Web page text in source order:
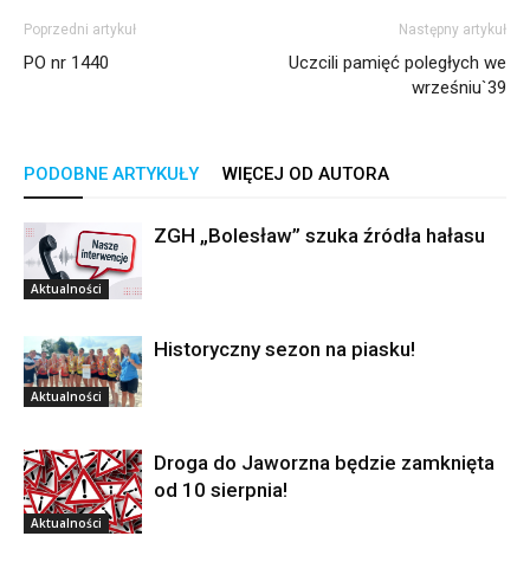
Poprzedni artykuł
PO nr 1440
Następny artykuł
Uczcili pamięć poległych we
wrześniu`39
PODOBNE ARTYKUŁY WIĘCEJ OD AUTORA
Aktualności
ZGH „Bolesław” szuka źródła hałasu
Aktualności
Historyczny sezon na piasku!
Aktualności
Droga do Jaworzna będzie zamknięta
od 10 sierpnia!